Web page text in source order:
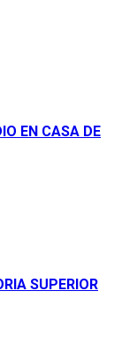
EN CASA DE
SUPERIOR